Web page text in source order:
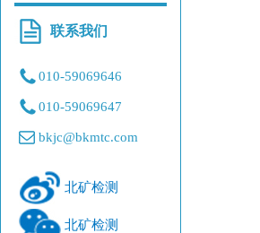
联系我们
010-59069646
010-59069647
bkjc@bkmtc.com
北矿检测
北矿检测